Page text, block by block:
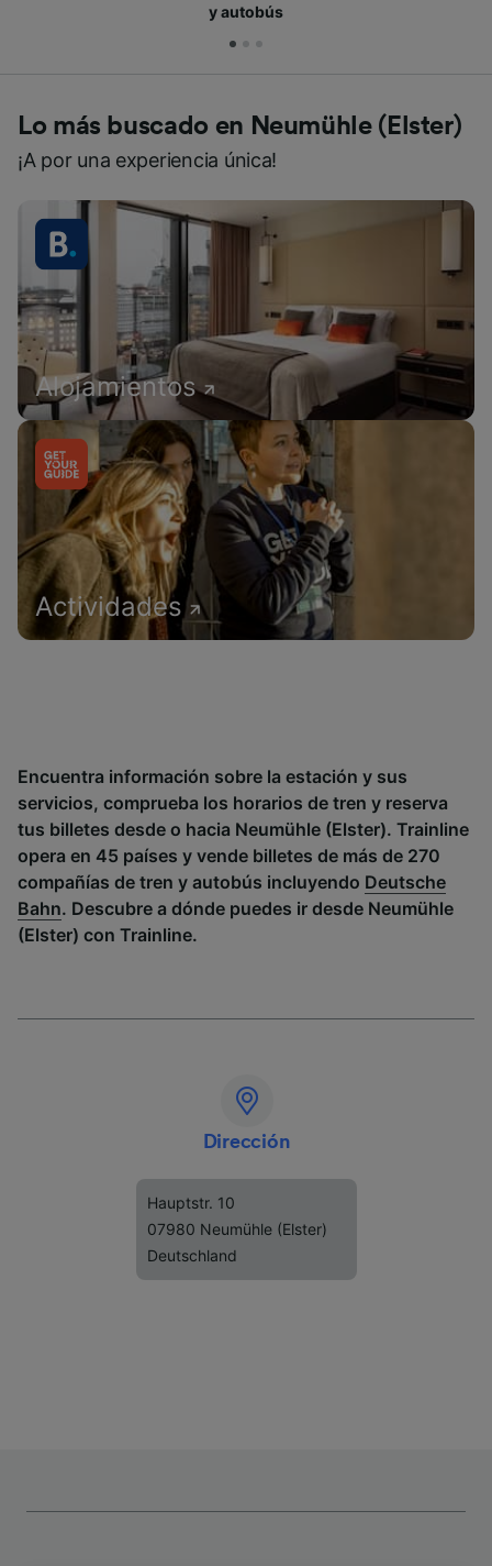
y autobús
Lo más buscado en Neumühle (Elster)
¡A por una experiencia única!
Alojamientos
Actividades
Encuentra información sobre la estación y sus
servicios, comprueba los horarios de tren y reserva
tus billetes desde o hacia Neumühle (Elster). Trainline
opera en 45 países y vende billetes de más de 270
compañías de tren y autobús incluyendo Deutsche
Bahn. Descubre a dónde puedes ir desde Neumühle
(Elster) con Trainline.
Dirección
Hauptstr. 10
07980 Neumühle (Elster)
Deutschland